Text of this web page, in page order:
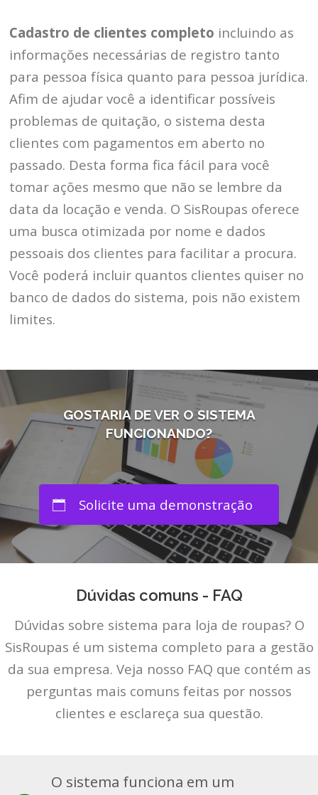
Cadastro de clientes completo incluindo as
informações necessárias de registro tanto
para pessoa física quanto para pessoa jurídica.
Afim de ajudar você a identificar possíveis
problemas de quitação, o sistema desta
clientes com pagamentos em aberto no
passado. Desta forma fica fácil para você
tomar ações mesmo que não se lembre da
data da locação e venda. O SisRoupas oferece
uma busca otimizada por nome e dados
pessoais dos clientes para facilitar a procura.
Você poderá incluir quantos clientes quiser no
banco de dados do sistema, pois não existem
limites.
GOSTARIA DE VER O SISTEMA
FUNCIONANDO?
Solicite uma demonstração
Dúvidas comuns - FAQ
Dúvidas sobre sistema para loja de roupas? O
SisRoupas é um sistema completo para a gestão
da sua empresa. Veja nosso FAQ que contém as
perguntas mais comuns feitas por nossos
clientes e esclareça sua questão.
O sistema funciona em um